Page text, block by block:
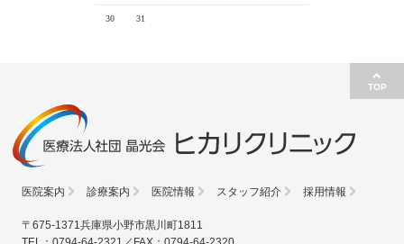
30 31
TOP
医院案内 診療案内 医院情報 スタッフ紹介 採用情報
〒675-1371兵庫県小野市黒川町1811